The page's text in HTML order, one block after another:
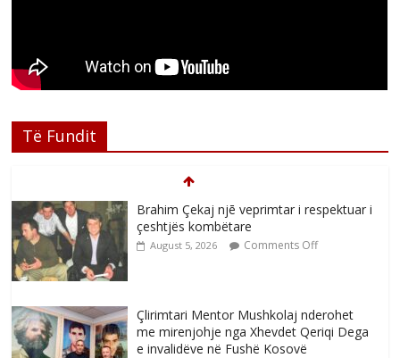
Të Fundit
Brahim Çekaj njē veprimtar i respektuar i
çeshtjës kombëtare
August 5, 2026 Comments Off
Çlirimtari Mentor Mushkolaj nderohet
me mirenjohje nga Xhevdet Qeriqi Dega
e invalidëve në Fushë Kosovë